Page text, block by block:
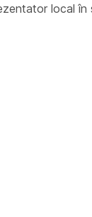
local în